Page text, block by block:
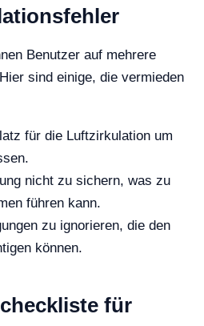
Benutzer auf mehrere
sind einige, die vermieden
für die Luftzirkulation um
nicht zu sichern, was zu
führen kann.
zu ignorieren, die den
können.
für